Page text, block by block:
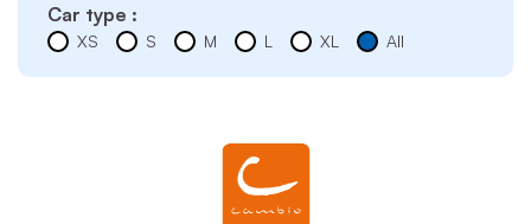
Car type :
XS S M L XL All